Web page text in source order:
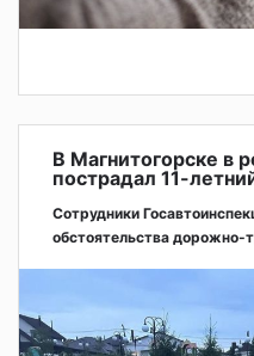
В Магнитогорске в
пострадал 11-
Сотрудники
обстоятельства дорожно-